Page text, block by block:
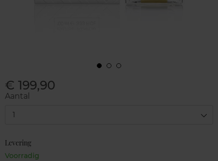
€ 199,90
Aantal
1
Levering
Voorradig